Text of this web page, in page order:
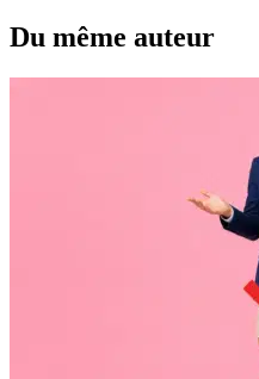
Du même auteur